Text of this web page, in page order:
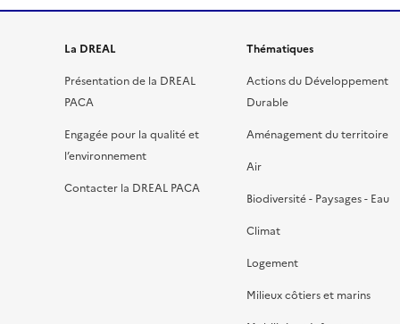
La DREAL
Présentation de la DREAL
PACA
Engagée pour la qualité et
l’environnement
Contacter la DREAL PACA
Thématiques
Actions du Développement
Durable
Aménagement du territoire
Air
Biodiversité - Paysages - Eau
Climat
Logement
Milieux côtiers et marins